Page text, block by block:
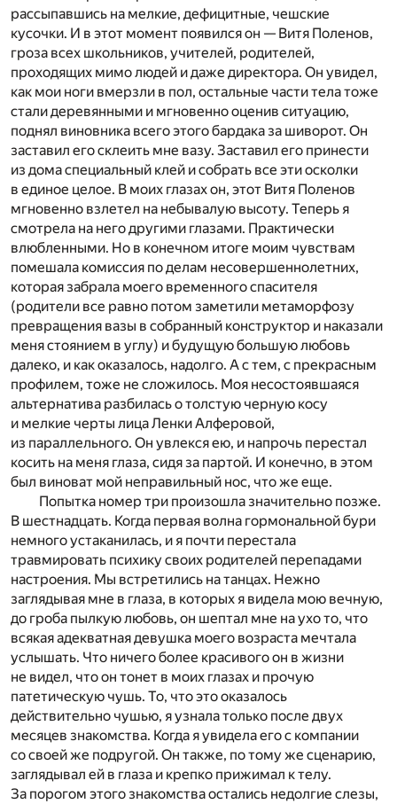
рассыпавшись на мелкие, дефицитные, чешские
кусочки. И в этот момент появился он — Витя Поленов,
гроза всех школьников, учителей, родителей,
проходящих мимо людей и даже директора. Он увидел,
как мои ноги вмерзли в пол, остальные части тела тоже
стали деревянными и мгновенно оценив ситуацию,
поднял виновника всего этого бардака за шиворот. Он
заставил его склеить мне вазу. Заставил его принести
из дома специальный клей и собрать все эти осколки
в единое целое. В моих глазах он, этот Витя Поленов
мгновенно взлетел на небывалую высоту. Теперь я
смотрела на него другими глазами. Практически
влюбленными. Но в конечном итоге моим чувствам
помешала комиссия по делам несовершеннолетних,
которая забрала моего временного спасителя
(родители все равно потом заметили метаморфозу
превращения вазы в собранный конструктор и наказали
меня стоянием в углу) и будущую большую любовь
далеко, и как оказалось, надолго. А с тем, с прекрасным
профилем, тоже не сложилось. Моя несостоявшаяся
альтернатива разбилась о толстую черную косу
и мелкие черты лица Ленки Алферовой,
из параллельного. Он увлекся ею, и напрочь перестал
косить на меня глаза, сидя за партой. И конечно, в этом
был виноват мой неправильный нос, что же еще.
Попытка номер три произошла значительно позже.
В шестнадцать. Когда первая волна гормональной бури
немного устаканилась, и я почти перестала
травмировать психику своих родителей перепадами
настроения. Мы встретились на танцах. Нежно
заглядывая мне в глаза, в которых я видела мою вечную,
до гроба пылкую любовь, он шептал мне на ухо то, что
всякая адекватная девушка моего возраста мечтала
услышать. Что ничего более красивого он в жизни
не видел, что он тонет в моих глазах и прочую
патетическую чушь. То, что это оказалось
действительно чушью, я узнала только после двух
месяцев знакомства. Когда я увидела его с компании
со своей же подругой. Он также, по тому же сценарию,
заглядывал ей в глаза и крепко прижимал к телу.
За порогом этого знакомства остались недолгие слезы,